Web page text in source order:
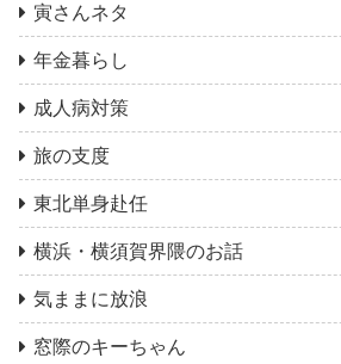
寅さんネタ
年金暮らし
成人病対策
旅の支度
東北単身赴任
横浜・横須賀界隈のお話
気ままに放浪
窓際のキーちゃん